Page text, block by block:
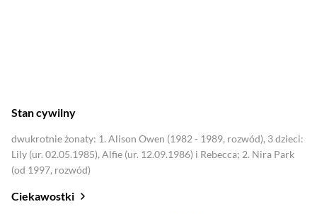
Stan cywilny
dwukrotnie żonaty: 1. Alison Owen (1982 - 1989, rozwód), 3 dzieci:
Lily (ur. 02.05.1985), Alfie (ur. 12.09.1986) i Rebecca; 2. Nira Park
(od 1997, rozwód)
Ciekawostki